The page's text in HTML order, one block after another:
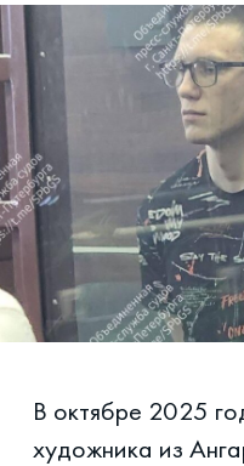
В октябре 2025
художника из